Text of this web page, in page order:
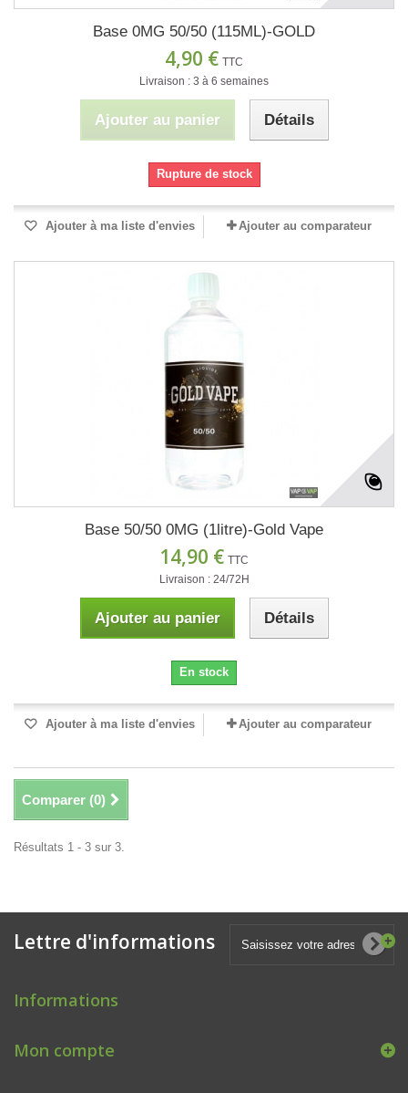
Base 0MG 50/50 (115ML)-GOLD
4,90 € TTC
Livraison : 3 à 6 semaines
Ajouter au panier Détails
Rupture de stock
Ajouter à ma liste d'envies Ajouter au comparateur
Base 50/50 0MG (1litre)-Gold Vape
14,90 € TTC
Livraison : 24/72H
Ajouter au panier Détails
En stock
Ajouter à ma liste d'envies Ajouter au comparateur
Comparer (0)
Résultats 1 - 3 sur 3.
Lettre d'informations
Informations
Mon compte